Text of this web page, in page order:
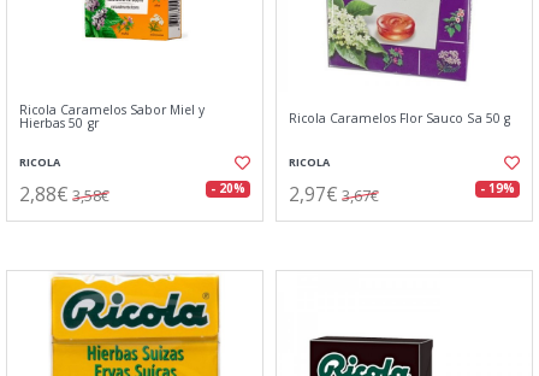
Ricola Caramelos Sabor Miel y
Hierbas 50 gr
RICOLA
2,88€ 3,58€ - 20%
Ricola Caramelos Flor Sauco Sa 50 g
RICOLA
2,97€ 3,67€ - 19%